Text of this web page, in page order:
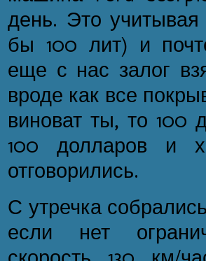
день. Это
бы 100 лит) и
еще с нас залог
вроде как все
виноват ты, то 100
100 долларов и
отговорились.
С утречка
если нет